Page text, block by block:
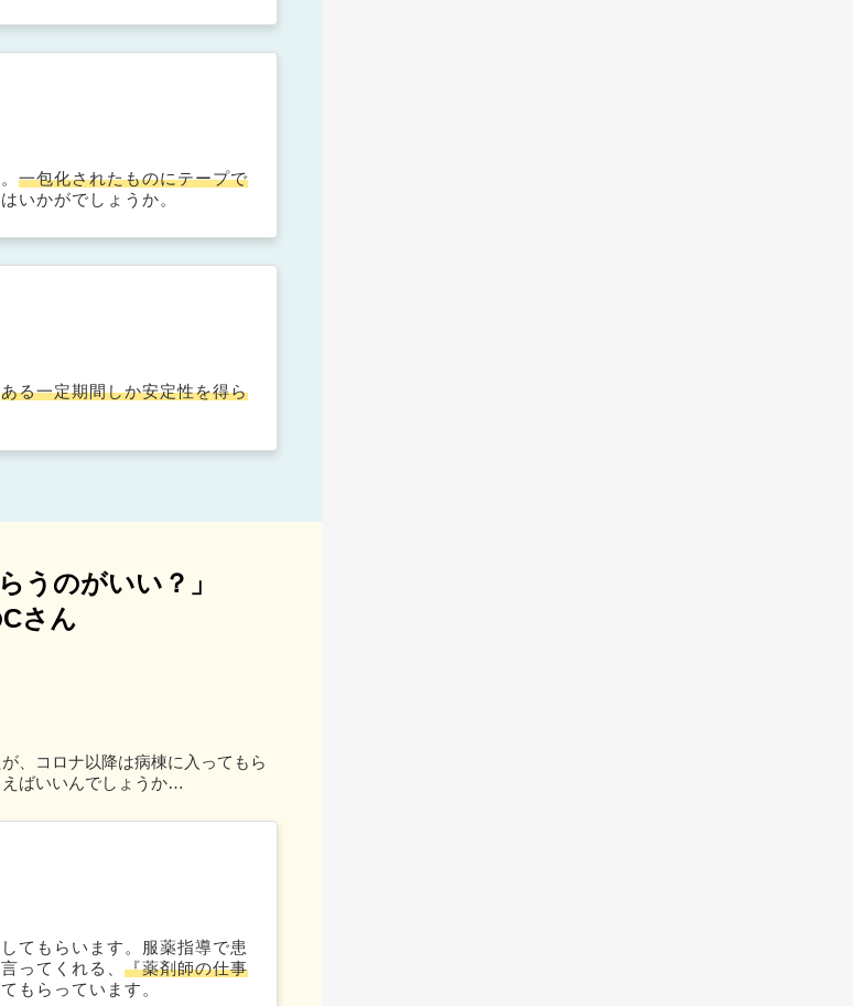
一包化されたものにテープで
いかがでしょうか。
ある一定期間しか安定性を得ら
うのがいい？」
さん
、コロナ以降は病棟に入ってもら
ばいいんでしょうか…
てもらいます。服薬指導で患
ってくれる、 『薬剤師の仕事
もらっています。